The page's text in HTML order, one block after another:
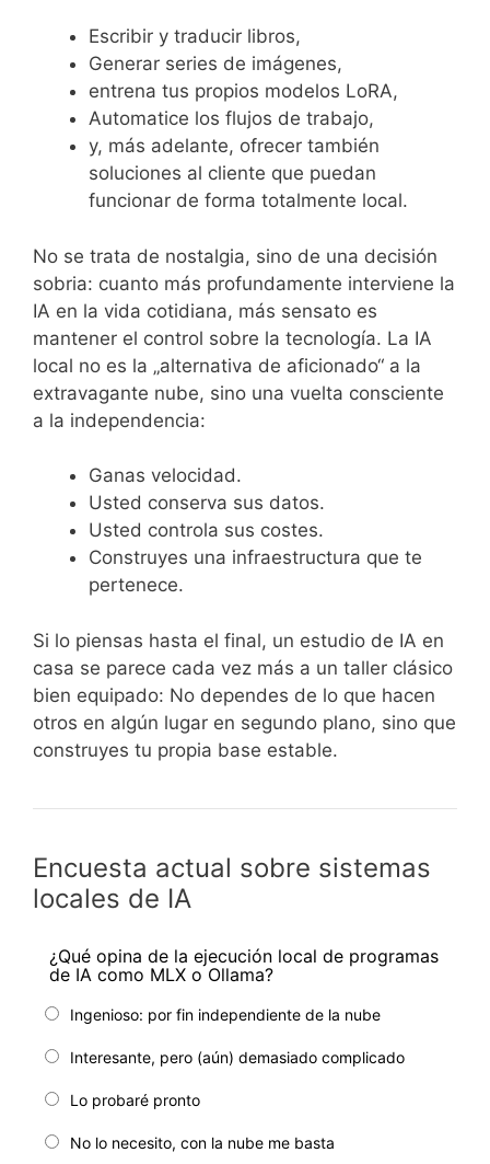
Escribir y traducir libros,
Generar series de imágenes,
entrena tus propios modelos LoRA,
Automatice los flujos de trabajo,
y, más adelante, ofrecer también
soluciones al cliente que puedan
funcionar de forma totalmente local.
No se trata de nostalgia, sino de una decisión
sobria: cuanto más profundamente interviene la
IA en la vida cotidiana, más sensato es
mantener el control sobre la tecnología. La IA
local no es la „alternativa de aficionado“ a la
extravagante nube, sino una vuelta consciente
a la independencia:
Ganas velocidad.
Usted conserva sus datos.
Usted controla sus costes.
Construyes una infraestructura que te
pertenece.
Si lo piensas hasta el final, un estudio de IA en
casa se parece cada vez más a un taller clásico
bien equipado: No dependes de lo que hacen
otros en algún lugar en segundo plano, sino que
construyes tu propia base estable.
Encuesta actual sobre sistemas
locales de IA
¿Qué opina de la ejecución local de programas
de IA como MLX o Ollama?
Ingenioso: por fin independiente de la nube
Interesante, pero (aún) demasiado complicado
Lo probaré pronto
No lo necesito, con la nube me basta